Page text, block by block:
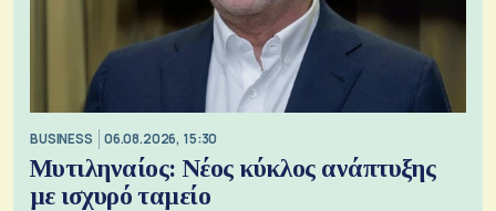
BUSINESS 06.08.2026, 15:30
Μυτιληναίος: Νέος κύκλος ανάπτυξης
με ισχυρό ταμείο